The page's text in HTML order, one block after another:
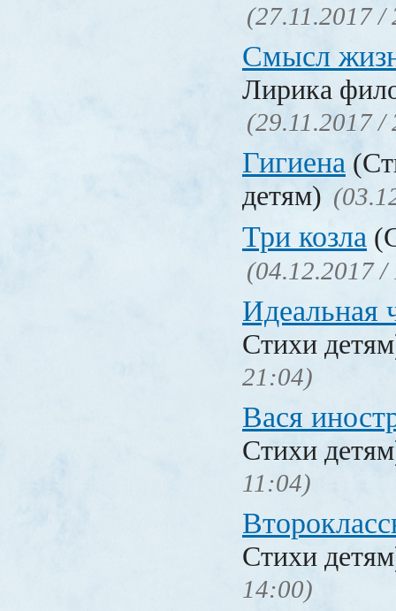
(27.11.2017 /
Смысл
Лирика
(29.11.2017 /
Гигиена
детям)
Три козла
(04.12.2017 /
Идеальная
Стихи
21:04)
Вася
Стихи
11:04)
Стихи
14:00)